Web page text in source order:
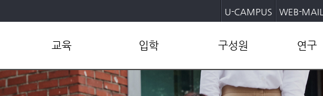
U-CAMPUS WEB-MAIL
교육
학부
입학 구성원
교수
연구
연구그룹